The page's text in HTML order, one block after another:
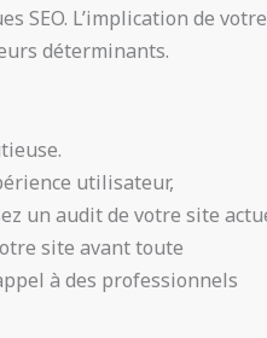
SEO. L’implication de votre
déterminants.
utilisateur,
un audit de votre site
site avant toute
à des professionnels